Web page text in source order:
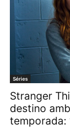
Séries
Stranger
destino
temporada: